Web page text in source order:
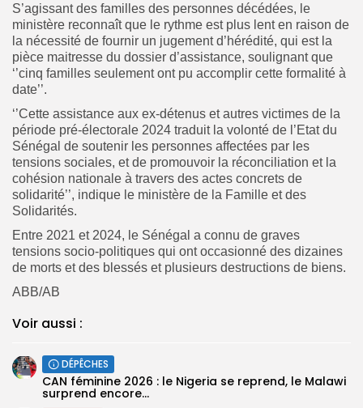
S’agissant des familles des personnes décédées, le
ministère reconnaît que le rythme est plus lent en raison de
la nécessité de fournir un jugement d’hérédité, qui est la
pièce maitresse du dossier d’assistance, soulignant que
‘’cinq familles seulement ont pu accomplir cette formalité à
date’’.
‘’Cette assistance aux ex-détenus et autres victimes de la
période pré-électorale 2024 traduit la volonté de l’Etat du
Sénégal de soutenir les personnes affectées par les
tensions sociales, et de promouvoir la réconciliation et la
cohésion nationale à travers des actes concrets de
solidarité’’, indique le ministère de la Famille et des
Solidarités.
Entre 2021 et 2024, le Sénégal a connu de graves
tensions socio-politiques qui ont occasionné des dizaines
de morts et des blessés et plusieurs destructions de biens.
ABB/AB
Voir aussi :
DÉPÊCHES
‎CAN féminine 2026 : le Nigeria se reprend, le Malawi
surprend encore...